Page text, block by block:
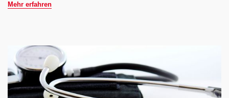
Mehr erfahren